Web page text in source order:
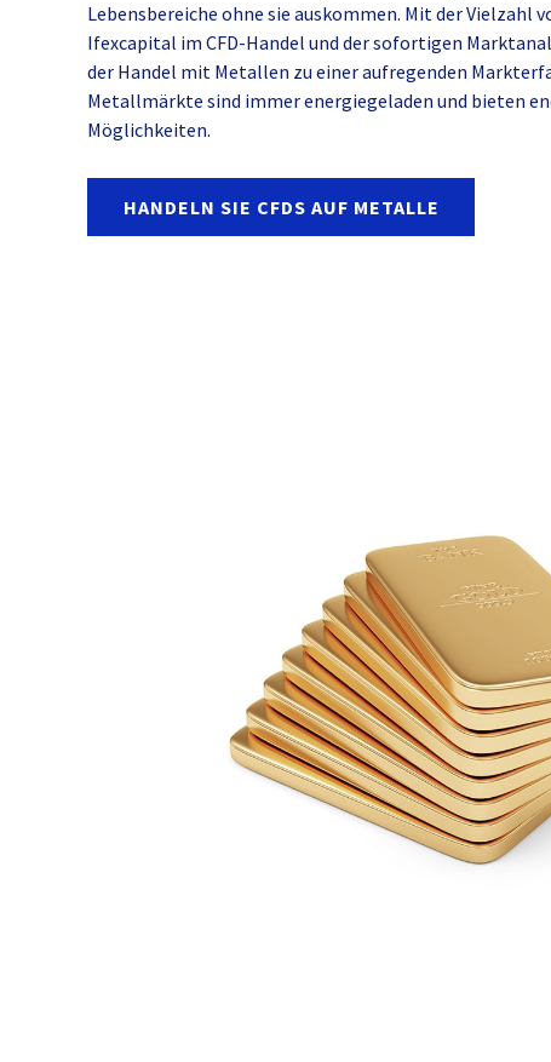
Lebensbereiche ohne sie auskommen. Mit der Vielzahl
Ifexcapital im CFD-Handel und der sofortigen
der Handel mit Metallen zu einer aufregenden
Metallmärkte sind immer energiegeladen und bieten
Möglichkeiten.
HANDELN SIE CFDS AUF METALLE